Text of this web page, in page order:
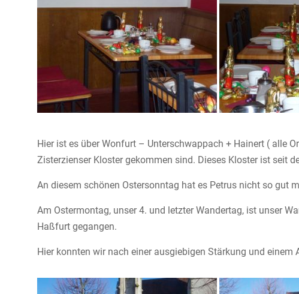
Hier ist es über Wonfurt – Unterschwappach + Hainert ( alle
Zisterzienser Kloster gekommen sind. Dieses Kloster ist seit
An diesem schönen Ostersonntag hat es Petrus nicht so gut
Am Ostermontag, unser 4. und letzter Wandertag, ist unser
Haßfurt gegangen.
Hier konnten wir nach einer ausgiebigen Stärkung und